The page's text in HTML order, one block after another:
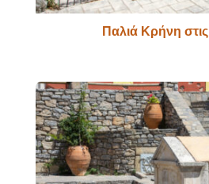
Παλιά Κρήνη